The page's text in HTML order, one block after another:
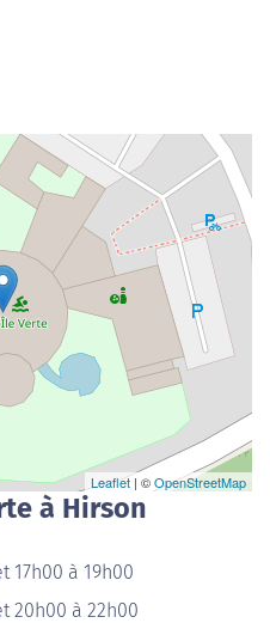
Leaflet| ©OpenStreetMap
à Hirson
17h00 à 19h00
20h00 à 22h00